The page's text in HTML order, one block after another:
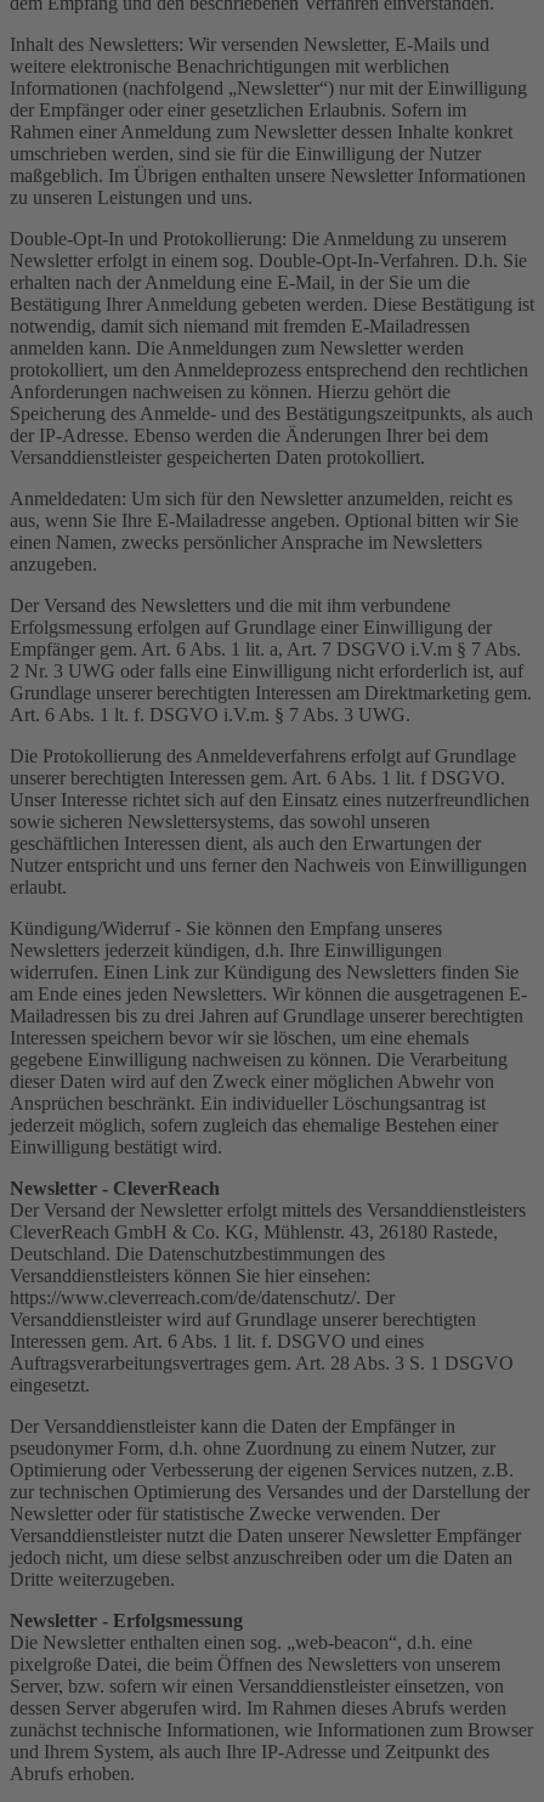
Inhalt des Newsletters: Wir versenden Newsletter, E-Mails und
weitere elektronische Benachrichtigungen mit werblichen
Informationen (nachfolgend „Newsletter“) nur mit der Einwilligung
der Empfänger oder einer gesetzlichen Erlaubnis. Sofern im
Rahmen einer Anmeldung zum Newsletter dessen Inhalte konkret
umschrieben werden, sind sie für die Einwilligung der Nutzer
maßgeblich. Im Übrigen enthalten unsere Newsletter Informationen
zu unseren Leistungen und uns.
Double-Opt-In und Protokollierung: Die Anmeldung zu unserem
Newsletter erfolgt in einem sog. Double-Opt-In-Verfahren. D.h. Sie
erhalten nach der Anmeldung eine E-Mail, in der Sie um die
Bestätigung Ihrer Anmeldung gebeten werden. Diese Bestätigung ist
notwendig, damit sich niemand mit fremden E-Mailadressen
anmelden kann. Die Anmeldungen zum Newsletter werden
protokolliert, um den Anmeldeprozess entsprechend den rechtlichen
Anforderungen nachweisen zu können. Hierzu gehört die
Speicherung des Anmelde- und des Bestätigungszeitpunkts, als auch
der IP-Adresse. Ebenso werden die Änderungen Ihrer bei dem
Versanddienstleister gespeicherten Daten protokolliert.
Anmeldedaten: Um sich für den Newsletter anzumelden, reicht es
aus, wenn Sie Ihre E-Mailadresse angeben. Optional bitten wir Sie
einen Namen, zwecks persönlicher Ansprache im Newsletters
anzugeben.
Der Versand des Newsletters und die mit ihm verbundene
Erfolgsmessung erfolgen auf Grundlage einer Einwilligung der
Empfänger gem. Art. 6 Abs. 1 lit. a, Art. 7 DSGVO i.V.m § 7 Abs.
2 Nr. 3 UWG oder falls eine Einwilligung nicht erforderlich ist, auf
Grundlage unserer berechtigten Interessen am Direktmarketing gem.
Art. 6 Abs. 1 lt. f. DSGVO i.V.m. § 7 Abs. 3 UWG.
Die Protokollierung des Anmeldeverfahrens erfolgt auf Grundlage
unserer berechtigten Interessen gem. Art. 6 Abs. 1 lit. f DSGVO.
Unser Interesse richtet sich auf den Einsatz eines nutzerfreundlichen
sowie sicheren Newslettersystems, das sowohl unseren
geschäftlichen Interessen dient, als auch den Erwartungen der
Nutzer entspricht und uns ferner den Nachweis von Einwilligungen
erlaubt.
Kündigung/Widerruf - Sie können den Empfang unseres
Newsletters jederzeit kündigen, d.h. Ihre Einwilligungen
widerrufen. Einen Link zur Kündigung des Newsletters finden Sie
am Ende eines jeden Newsletters. Wir können die ausgetragenen E-
Mailadressen bis zu drei Jahren auf Grundlage unserer berechtigten
Interessen speichern bevor wir sie löschen, um eine ehemals
gegebene Einwilligung nachweisen zu können. Die Verarbeitung
dieser Daten wird auf den Zweck einer möglichen Abwehr von
Ansprüchen beschränkt. Ein individueller Löschungsantrag ist
jederzeit möglich, sofern zugleich das ehemalige Bestehen einer
Einwilligung bestätigt wird.
Newsletter - CleverReach
Der Versand der Newsletter erfolgt mittels des Versanddienstleisters
CleverReach GmbH & Co. KG, Mühlenstr. 43, 26180 Rastede,
Deutschland. Die Datenschutzbestimmungen des
Versanddienstleisters können Sie hier einsehen:
https://www.cleverreach.com/de/datenschutz/. Der
Versanddienstleister wird auf Grundlage unserer berechtigten
Interessen gem. Art. 6 Abs. 1 lit. f. DSGVO und eines
Auftragsverarbeitungsvertrages gem. Art. 28 Abs. 3 S. 1 DSGVO
eingesetzt.
Der Versanddienstleister kann die Daten der Empfänger in
pseudonymer Form, d.h. ohne Zuordnung zu einem Nutzer, zur
Optimierung oder Verbesserung der eigenen Services nutzen, z.B.
zur technischen Optimierung des Versandes und der Darstellung der
Newsletter oder für statistische Zwecke verwenden. Der
Versanddienstleister nutzt die Daten unserer Newsletter Empfänger
jedoch nicht, um diese selbst anzuschreiben oder um die Daten an
Dritte weiterzugeben.
Newsletter - Erfolgsmessung
Die Newsletter enthalten einen sog. „web-beacon“, d.h. eine
pixelgroße Datei, die beim Öffnen des Newsletters von unserem
Server, bzw. sofern wir einen Versanddienstleister einsetzen, von
dessen Server abgerufen wird. Im Rahmen dieses Abrufs werden
zunächst technische Informationen, wie Informationen zum Browser
und Ihrem System, als auch Ihre IP-Adresse und Zeitpunkt des
Abrufs erhoben.